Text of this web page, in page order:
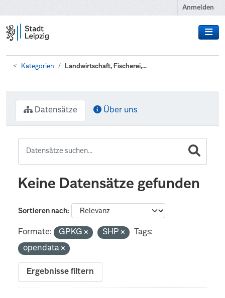
Anmelden
Kategorien Landwirtschaft, Fischerei,...
Datensätze Über uns
Keine Datensätze gefunden
Sortieren nach
Formate: GPKG SHP
Tags:
opendata
Ergebnisse filtern